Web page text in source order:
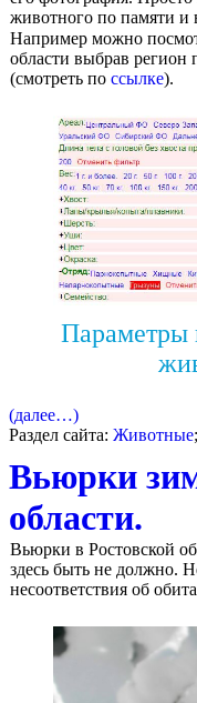
животного по памяти и
Например можно
области выбрав регион
(смотреть по ссылке).
Параметры
(далее…)
Раздел сайта: Животные;
Вьюрки
области.
Вьюрки в Ростовской
здесь быть не должно.
несоответствия об